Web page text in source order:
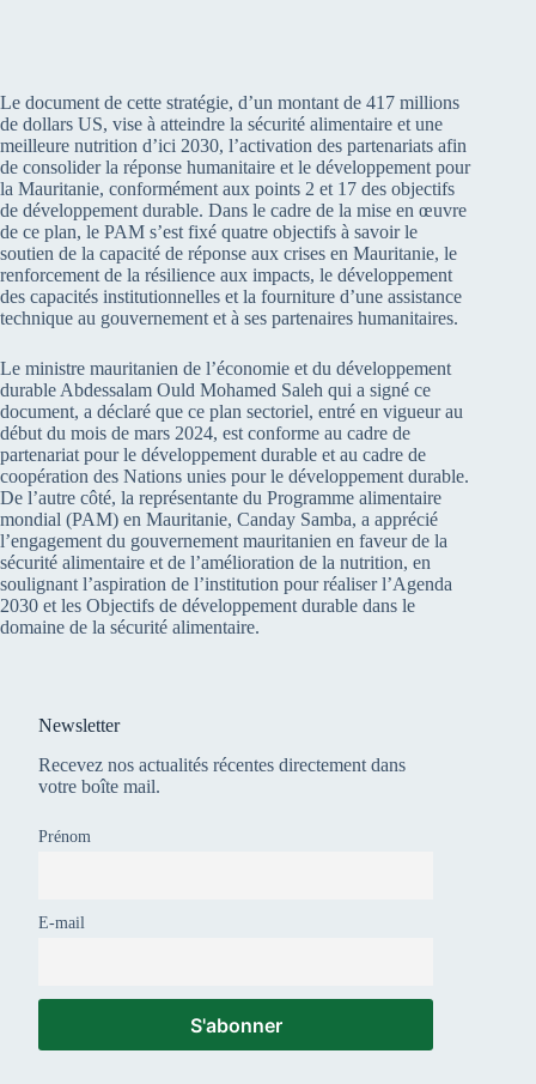
Le document de cette stratégie, d’un montant de 417 millions
de dollars US, vise à atteindre la sécurité alimentaire et une
meilleure nutrition d’ici 2030, l’activation des partenariats afin
de consolider la réponse humanitaire et le développement pour
la Mauritanie, conformément aux points 2 et 17 des objectifs
de développement durable. Dans le cadre de la mise en œuvre
de ce plan, le PAM s’est fixé quatre objectifs à savoir le
soutien de la capacité de réponse aux crises en Mauritanie, le
renforcement de la résilience aux impacts, le développement
des capacités institutionnelles et la fourniture d’une assistance
technique au gouvernement et à ses partenaires humanitaires.
Le ministre mauritanien de l’économie et du développement
durable Abdessalam Ould Mohamed Saleh qui a signé ce
document, a déclaré que ce plan sectoriel, entré en vigueur au
début du mois de mars 2024, est conforme au cadre de
partenariat pour le développement durable et au cadre de
coopération des Nations unies pour le développement durable.
De l’autre côté, la représentante du Programme alimentaire
mondial (PAM) en Mauritanie, Canday Samba, a apprécié
l’engagement du gouvernement mauritanien en faveur de la
sécurité alimentaire et de l’amélioration de la nutrition, en
soulignant l’aspiration de l’institution pour réaliser l’Agenda
2030 et les Objectifs de développement durable dans le
domaine de la sécurité alimentaire.
Newsletter
Recevez nos actualités récentes directement dans
votre boîte mail.
Prénom
E-mail